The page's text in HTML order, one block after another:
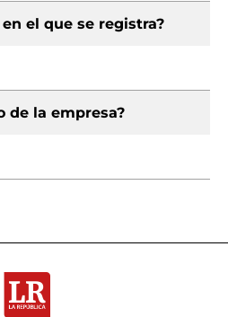
el que se registra?
de la empresa?